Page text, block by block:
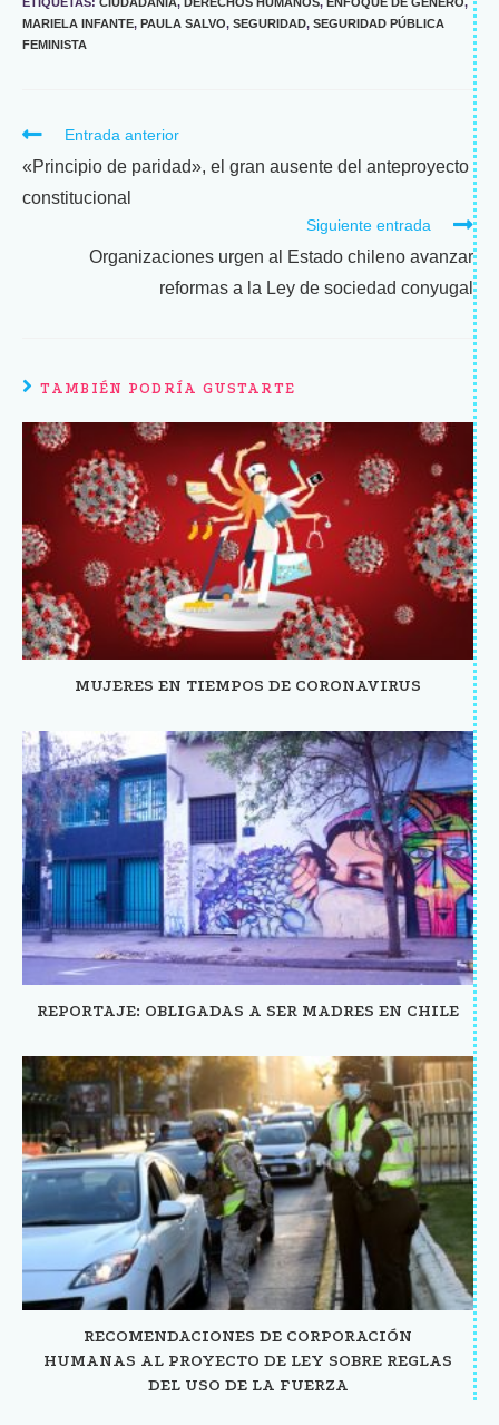
MARIELA INFANTE, PAULA SALVO, SEGURIDAD, SEGURIDAD PÚBLICA
FEMINISTA
Entrada anterior
«Principio de paridad», el gran ausente del anteproyecto
constitucional
Siguiente entrada
Organizaciones urgen al Estado chileno avanzar
reformas a la Ley de sociedad conyugal
TAMBIÉN PODRÍA GUSTARTE
MUJERES EN TIEMPOS DE CORONAVIRUS
REPORTAJE: OBLIGADAS A SER MADRES EN CHILE
RECOMENDACIONES DE CORPORACIÓN
HUMANAS AL PROYECTO DE LEY SOBRE REGLAS
DEL USO DE LA FUERZA